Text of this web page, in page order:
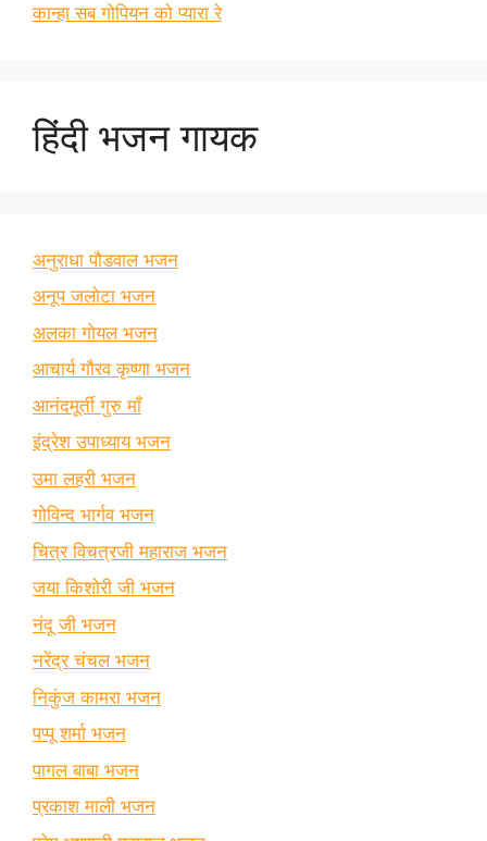
कान्हा सब गोपियन को प्यारा रे
हिंदी भजन गायक
अनुराधा पौडवाल भजन
अनूप जलोटा भजन
अलका गोयल भजन
आचार्य गौरव कृष्णा भजन
आनंदमूर्ती गुरु माँ
इंद्रेश उपाध्याय भजन
उमा लहरी भजन
गोविन्द भार्गव भजन
चित्र विचत्रजी महाराज भजन
जया किशोरी जी भजन
नंदू जी भजन
नरेंद्र चंचल भजन
निकुंज कामरा भजन
पप्पू शर्मा भजन
पागल बाबा भजन
प्रकाश माली भजन